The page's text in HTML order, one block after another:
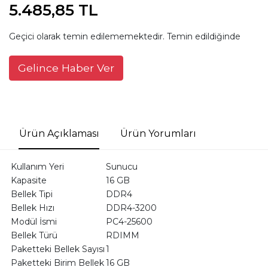
5.485,85 TL
Geçici olarak temin edilememektedir. Temin edildiğinde
Gelince Haber Ver
Ürün Açıklaması Ürün Yorumları
Kullanım Yeri
Sunucu
Kapasite
16 GB
Bellek Tipi
DDR4
Bellek Hızı
DDR4-3200
Modül İsmi
PC4-25600
Bellek Türü
RDIMM
Paketteki Bellek Sayısı1
Paketteki Birim Bellek16 GB